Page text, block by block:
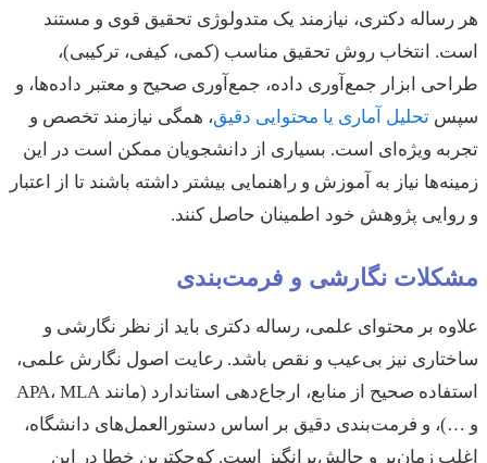
هر رساله دکتری، نیازمند یک متدولوژی تحقیق قوی و مستند
است. انتخاب روش تحقیق مناسب (کمی، کیفی، ترکیبی)،
طراحی ابزار جمع‌آوری داده، جمع‌آوری صحیح و معتبر داده‌ها، و
سپس تحلیل آماری یا محتوایی دقیق، همگی نیازمند تخصص و
تجربه ویژه‌ای است. بسیاری از دانشجویان ممکن است در این
زمینه‌ها نیاز به آموزش و راهنمایی بیشتر داشته باشند تا از اعتبار
و روایی پژوهش خود اطمینان حاصل کنند.
مشکلات نگارشی و فرمت‌بندی
علاوه بر محتوای علمی، رساله دکتری باید از نظر نگارشی و
ساختاری نیز بی‌عیب و نقص باشد. رعایت اصول نگارش علمی،
استفاده صحیح از منابع، ارجاع‌دهی استاندارد (مانند APA، MLA
و …)، و فرمت‌بندی دقیق بر اساس دستورالعمل‌های دانشگاه،
اغلب زمان‌بر و چالش‌برانگیز است. کوچکترین خطا در این